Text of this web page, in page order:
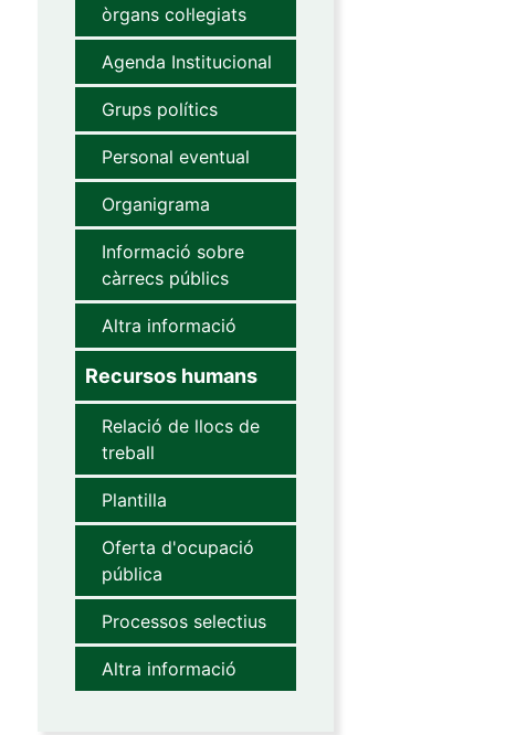
òrgans col·legiats
Agenda Institucional
Grups polítics
Personal eventual
Organigrama
Informació sobre
càrrecs públics
Altra informació
Recursos humans
Relació de llocs de
treball
Plantilla
Oferta d'ocupació
pública
Processos selectius
Altra informació